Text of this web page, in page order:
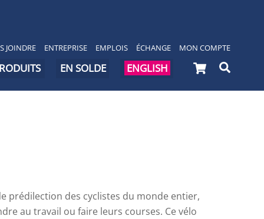
JOINDRE ENTREPRISE EMPLOIS ÉCHANGE MON COMPTE
Cart
EN SOLDE ENGLISH
prédilection des cyclistes du monde entier,
au travail ou faire leurs courses. Ce vélo